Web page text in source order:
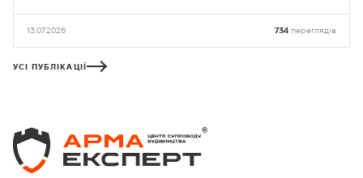
13.07.2026
734 переглядів
УСІ ПУБЛІКАЦІЇ